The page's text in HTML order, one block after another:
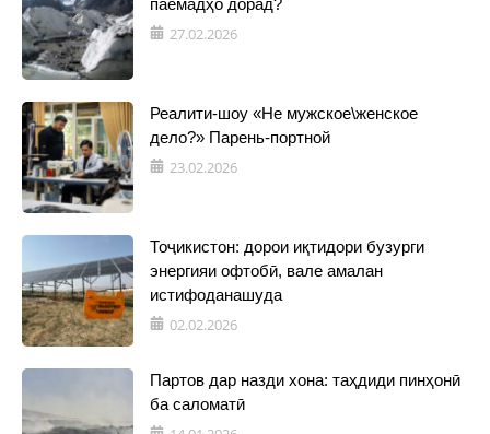
паёмадҳо дорад?
27.02.2026
Реалити-шоу «Не мужское\женское
дело?» Парень-портной
23.02.2026
Тоҷикистон: дорои иқтидори бузурги
энергияи офтобӣ, вале амалан
истифоданашуда
02.02.2026
Партов дар назди хона: таҳдиди пинҳонӣ
ба саломатӣ